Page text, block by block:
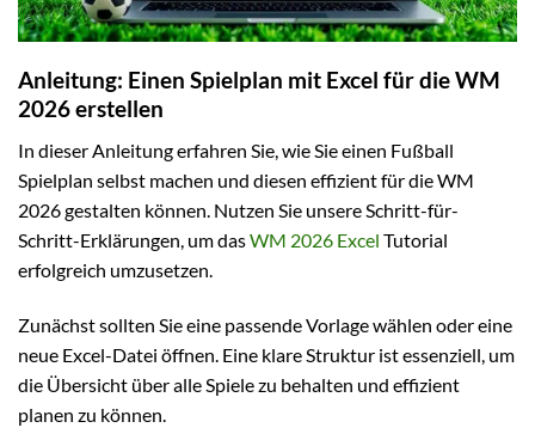
Anleitung: Einen Spielplan mit Excel für die WM
2026 erstellen
In dieser Anleitung erfahren Sie, wie Sie einen Fußball
Spielplan selbst machen und diesen effizient für die WM
2026 gestalten können. Nutzen Sie unsere Schritt-für-
Schritt-Erklärungen, um dasWM 2026 Excel Tutorial
erfolgreich umzusetzen.
Zunächst sollten Sie eine passende Vorlage wählen oder eine
neue Excel-Datei öffnen. Eine klare Struktur ist essenziell, um
die Übersicht über alle Spiele zu behalten und effizient
planen zu können.